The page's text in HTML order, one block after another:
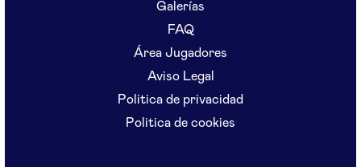
Galerías
FAQ
Área Jugadores
Aviso Legal
Politica de privacidad
Politica de cookies